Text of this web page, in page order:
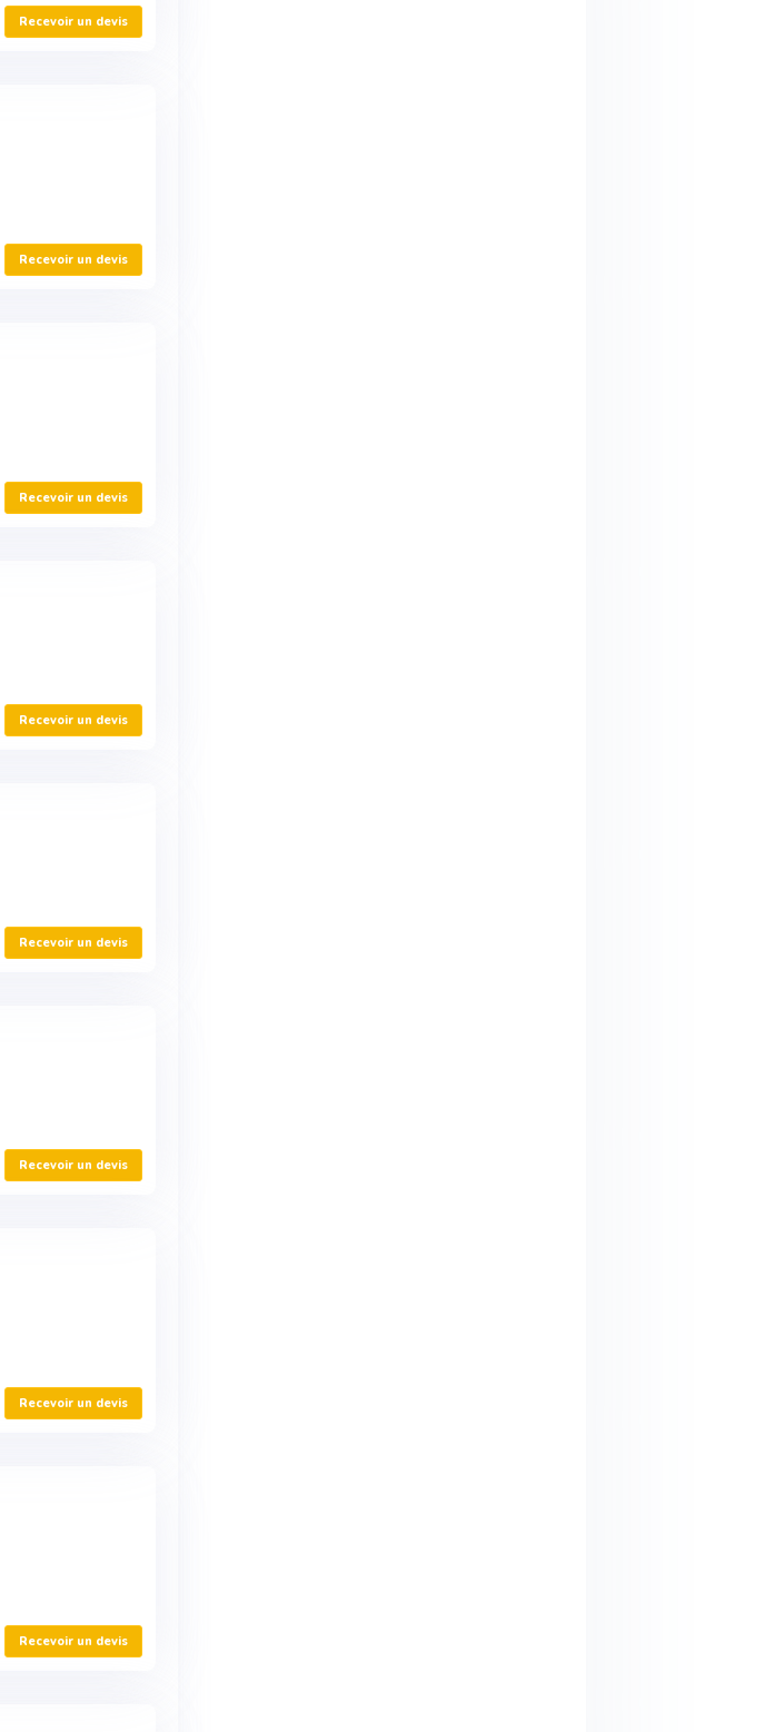
Recevoir un devis
Recevoir un devis
Recevoir un devis
Recevoir un devis
Recevoir un devis
Recevoir un devis
Recevoir un devis
Recevoir un devis